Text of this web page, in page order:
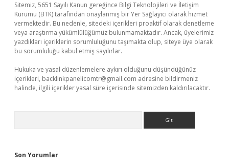
Sitemiz, 5651 Sayılı Kanun gereğince Bilgi Teknolojileri ve İletişim
Kurumu (BTK) tarafından onaylanmış bir Yer Sağlayıcı olarak hizmet
vermektedir. Bu nedenle, sitedeki içerikleri proaktif olarak denetleme
veya araştırma yükümlülüğümüz bulunmamaktadır. Ancak, üyelerimiz
yazdıkları içeriklerin sorumluluğunu taşımakta olup, siteye üye olarak
bu sorumluluğu kabul etmiş sayılırlar.
Hukuka ve yasal düzenlemelere aykırı olduğunu düşündüğünüz
içerikleri, backlinkpanelicomtr@gmail.com adresine bildirmeniz
halinde, ilgili içerikler yasal süre içerisinde sitemizden kaldırılacaktır.
Son Yorumlar